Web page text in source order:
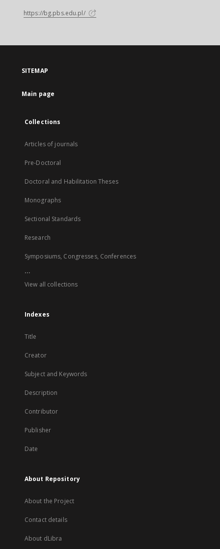
https://bg.pbs.edu.pl/
SITEMAP
Main page
Collections
Articles of journals
Pre-Doctoral
Doctoral and Habilitation Theses
Monographs
Sectional Standards
Research
Symposiums, Congresses, Conferences
...
View all collections
Indexes
Title
Creator
Subject and Keywords
Description
Contributor
Publisher
Date
About Repository
About the Project
Contact details
About dLibra